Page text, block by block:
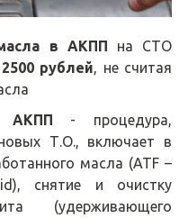
в АКПП на СТО
2500 рублей, не считая
АКПП - процедура,
Т.О., включает в
масла (ATF –
снятие и очистку
(удерживающего